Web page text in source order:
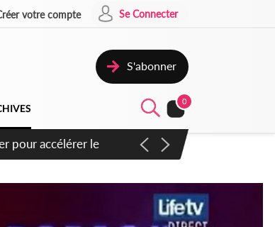
votre compte Se Connecter
S'abonner
0
pour accélérer le